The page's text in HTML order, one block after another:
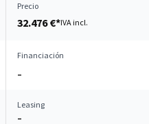
Precio
32.476 €*IVA incl.
Financiación
–
Leasing
–